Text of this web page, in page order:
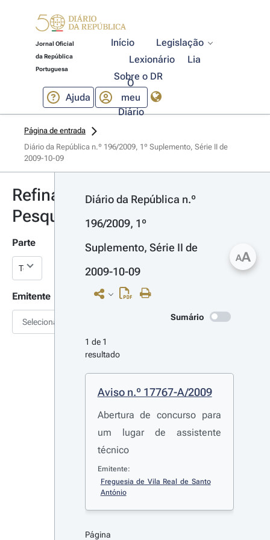
Jornal Oficial
da República
Portuguesa
Início
Legislação
Lexionário
Lia
Sobre o DR
Ajuda
O
meu
Diário
Página de entrada
Diário da República n.º 196/2009, 1º Suplemento, Série II de
2009-10-09
Refinar
Pesquisa
Parte
Emitente
Selecionar
Diário da República n.º
196/2009, 1º
Suplemento, Série II de
2009-10-09
Sumário
1 de 1
resultado
Aviso n.º 17767-A/2009
Abertura de concurso para
um lugar de assistente
técnico
Emitente:
Freguesia de Vila Real de Santo
António
Página
AA